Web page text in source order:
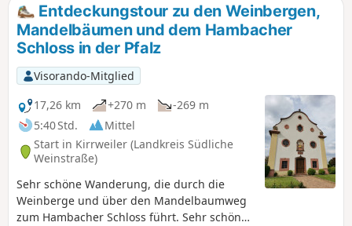
Entdeckungstour zu den Weinbergen,
Mandelbäumen und dem Hambacher
Schloss in der Pfalz
Visorando-Mitglied
17,26 km
+270 m
-269 m
5:40 Std.
Mittel
Start in Kirrweiler (Landkreis Südliche
Weinstraße)
Sehr schöne Wanderung, die durch die
Weinberge und über den Mandelbaumweg
zum Hambacher Schloss führt. Sehr schönes